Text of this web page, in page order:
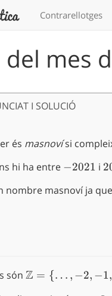
Contrarellotges
mes
I SOLUCIÓ
és masnovísi
hi ha entre -2021
−2021 i
nombre masnoví ja que
són \mathbb{Z}
Z = {… , −2, −1,